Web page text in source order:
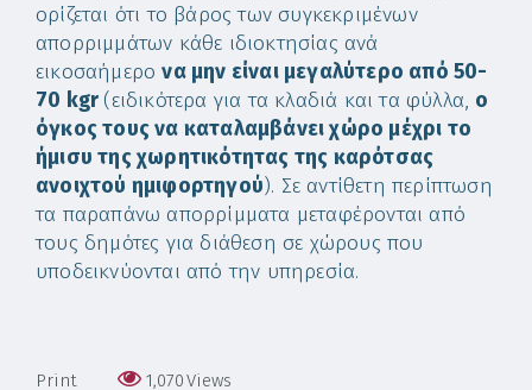
ορίζεται ότι το βάρος των συγκεκριμένων
απορριμμάτων κάθε ιδιοκτησίας ανά
εικοσαήμερονα μην είναι μεγαλύτερο από 50-
70 kgr (ειδικότερα για τα κλαδιά και τα φύλλα, ο
όγκος τους να καταλαμβάνει χώρο μέχρι το
ήμισυ της χωρητικότητας της καρότσας
ανοιχτού ημιφορτηγού). Σε αντίθετη περίπτωση
τα παραπάνω απορρίμματα μεταφέρονται από
τους δημότες για διάθεση σε χώρους που
υποδεικνύονται από την υπηρεσία.
Print 1,070Views